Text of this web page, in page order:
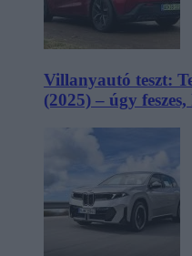
Villanyautó teszt:
(2025) – úgy